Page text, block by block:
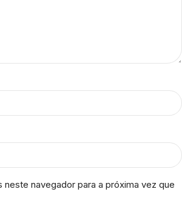
neste navegador para a próxima vez que